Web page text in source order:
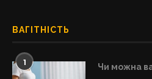
ВАГІТНІСТЬ
1 Чи можна